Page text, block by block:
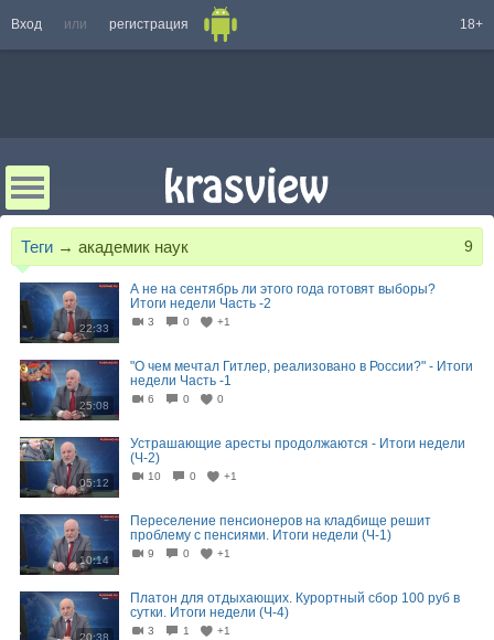
Вход или регистрация 18+
Теги → академик наук 9
22:33
А не на сентябрь ли этого года готовят выборы?
Итоги недели Часть -2
3 0 +1
25:08
"О чем мечтал Гитлер, реализовано в России?" - Итоги
недели Часть -1
6 0 0
05:12
Устрашающие аресты продолжаются - Итоги недели
(Ч-2)
10 0 +1
10:14
Переселение пенсионеров на кладбище решит
проблему с пенсиями. Итоги недели (Ч-1)
9 0 +1
20:38
Платон для отдыхающих. Курортный сбор 100 руб в
сутки. Итоги недели (Ч-4)
3 1 +1